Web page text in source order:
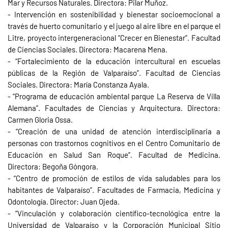
Mar y Recursos Naturales. Directora: Pilar Muñoz.
- Intervención en sostenibilidad y bienestar socioemocional a
través de huerto comunitario y el juego al aire libre en el parque el
Litre, proyecto intergeneracional “Crecer en Bienestar”. Facultad
de Ciencias Sociales. Directora: Macarena Mena.
- “Fortalecimiento de la educación intercultural en escuelas
públicas de la Región de Valparaíso”. Facultad de Ciencias
Sociales. Directora: María Constanza Ayala.
- “Programa de educación ambiental parque La Reserva de Villa
Alemana”. Facultades de Ciencias y Arquitectura. Directora:
Carmen Gloria Ossa.
- “Creación de una unidad de atención interdisciplinaria a
personas con trastornos cognitivos en el Centro Comunitario de
Educación en Salud San Roque”. Facultad de Medicina.
Directora: Begoña Góngora.
- “Centro de promoción de estilos de vida saludables para los
habitantes de Valparaíso”. Facultades de Farmacia, Medicina y
Odontología. Director: Juan Ojeda.
- “Vinculación y colaboración científico-tecnológica entre la
Universidad de Valparaíso y la Corporación Municipal Sitio